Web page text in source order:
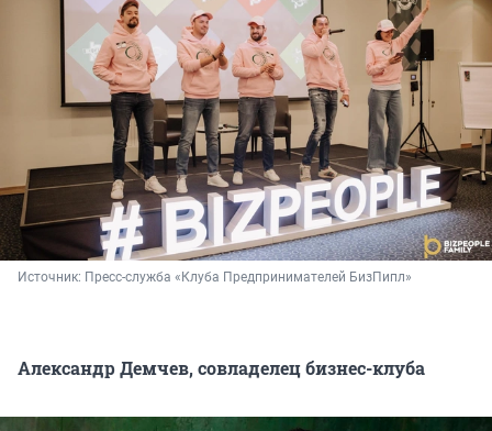
Источник: Пресс-служба «Клуба Предпринимателей БизПипл»
Александр Демчев, совладелец бизнес-клуба